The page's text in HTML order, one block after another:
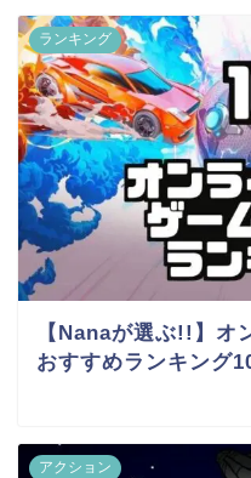
ランキング
【Nanaが選ぶ!!】オ
おすすめランキング
アクション